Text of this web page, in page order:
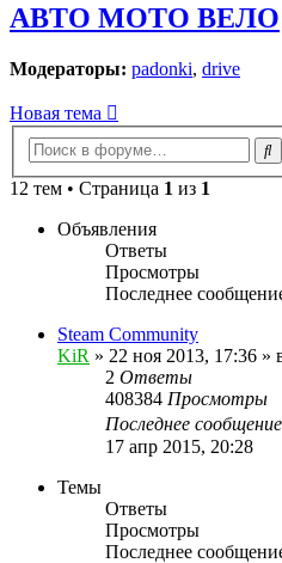
АВТО МОТО ВЕЛО
Модераторы: padonki, drive
Новая тема
12 тем • Страница 1 из 1
Объявления
Ответы
Просмотры
Последнее
Steam Community
KiR » 22 ноя 2013, 17:36 »
2 Ответы
408384 Просмотры
Последнее сообщение
17 апр 2015, 20:28
Темы
Ответы
Просмотры
Последнее